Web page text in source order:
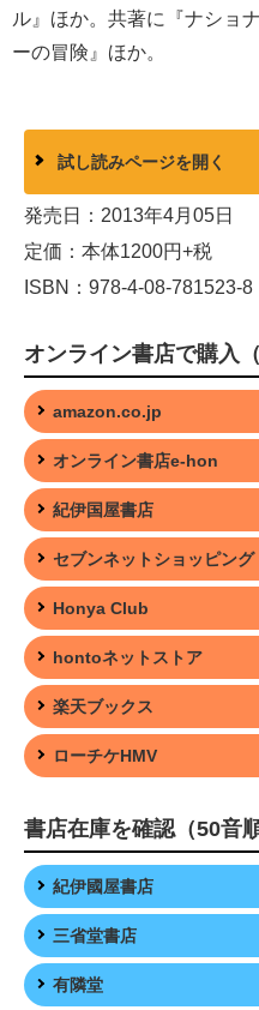
ル』ほか。共著に『ナショ
ーの冒険』ほか。
試し読みページを開く
発売日：2013年4月05日
定価：本体1200円+税
ISBN：978-4-08-781523-8
オンライン書店で購入（
amazon.co.jp
オンライン書店e-hon
紀伊国屋書店
セブンネットショッピング
Honya Club
hontoネットストア
楽天ブックス
ローチケHMV
書店在庫を確認（50音順
紀伊國屋書店
三省堂書店
有隣堂